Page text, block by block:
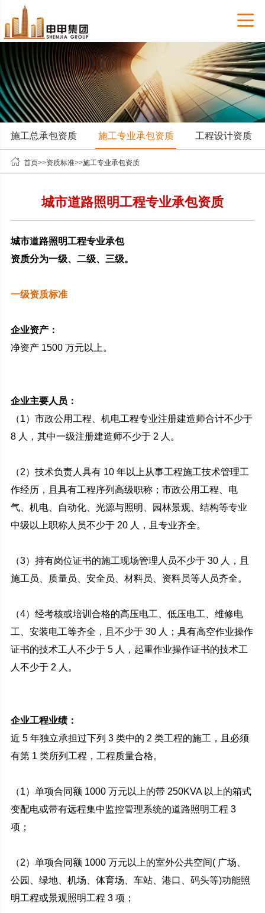

施工总承包资质 施工专业承包资质 工程设计资质
 首页>>资质标准>>施工专业承包资质
城市道路照明工程专业承包资质
城市道路照明工程专业承包
资质分为一级、二级、三级。
一级资质标准
企业资产：
净资产 1500 万元以上。
企业主要人员：
（1）市政公用工程、机电工程专业注册建造师合计不少于
8 人，其中一级注册建造师不少于 2 人。
（2）技术负责人具有 10 年以上从事工程施工技术管理工
作经历，且具有工程序列高级职称；市政公用工程、电
气、机电、自动化、光源与照明、园林景观、结构等专业
中级以上职称人员不少于 20 人，且专业齐全。
（3）持有岗位证书的施工现场管理人员不少于 30 人，且
施工员、质量员、安全员、材料员、资料员等人员齐全。
（4）经考核或培训合格的高压电工、低压电工、维修电
工、安装电工等齐全，且不少于 30 人；具有高空作业操作
证书的技术工人不少于 5 人，起重作业操作证书的技术工
人不少于 2 人。
企业工程业绩：
近 5 年独立承担过下列 3 类中的 2 类工程的施工，且必须
有第 1 类所列工程，工程质量合格。
（1）单项合同额 1000 万元以上的带 250KVA 以上的箱式
变配电或带有远程集中监控管理系统的道路照明工程 3
项；
（2）单项合同额 1000 万元以上的室外公共空间( 广场、
公园、绿地、机场、体育场、车站、港口、码头等)功能照
明工程或景观照明工程 3 项；